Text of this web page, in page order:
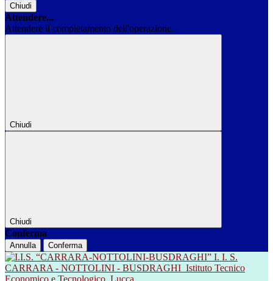
Chiudi
Attendere...
Attendere il completamento dell'operazione...
Chiudi
Chiudi
Conferma
Annulla Conferma
I. I. S.
CARRARA - NOTTOLINI - BUSDRAGHI Istituto Tecnico